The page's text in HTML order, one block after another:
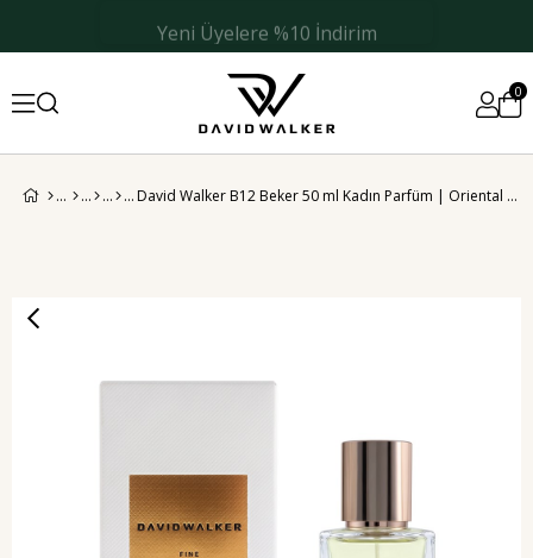
Yeni Üyelere %10 İndirim
0
David Walker B12 Beker 50 ml Kadın Parfüm | Oriental & Floral